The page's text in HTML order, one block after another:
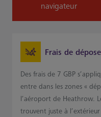
navigateur
Frais de
Des frais de 7 GBP
entre dans les zones «
l’aéroport de Heathrow.
trouvent juste à